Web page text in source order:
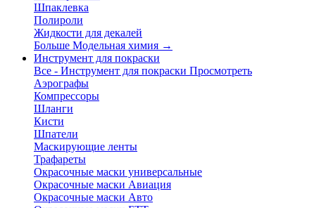
Шпаклевка
Полироли
Жидкости для декалей
Больше Модельная химия →
Инструмент для покраски
Все - Инструмент для покраски Просмотреть
Аэрографы
Компрессоры
Шланги
Кисти
Шпатели
Маскирующие ленты
Трафареты
Окрасочные маски универсальные
Окрасочные маски Авиация
Окрасочные маски Авто